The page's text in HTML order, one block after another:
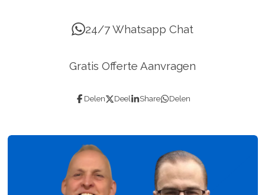
24/7 Whatsapp Chat
Gratis Offerte Aanvragen
Delen Deel Share Delen